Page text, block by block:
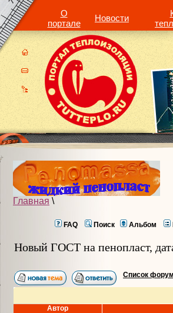
О
портале
Новости
Главная \
FAQ Поиск Альбом
Новый ГОСТ на пенопласт,
Список
Автор